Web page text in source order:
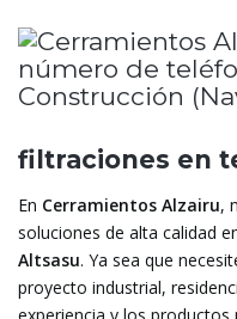
filtraciones en
En Cerramientos Alzairu,
soluciones de alta calidad
Altsasu. Ya sea que
proyecto industrial,